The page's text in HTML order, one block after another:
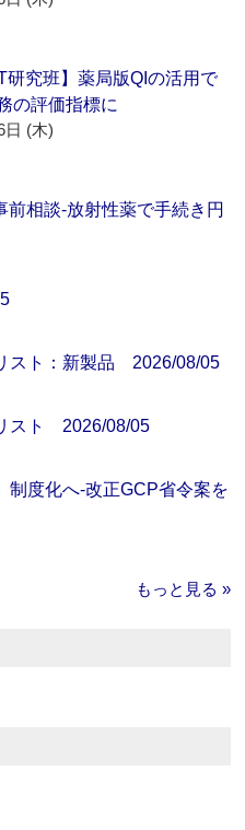
研究班】薬局版QIの活用で
の評価指標に
日 (木)
前相談‐放射性薬で手続き円
スト：新製品 2026/08/05
スト 2026/08/05
制度化へ‐改正GCP省令案を
もっと見る »